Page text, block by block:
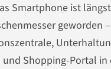
Smartphone ist
geworden –
Shopping-Portal in